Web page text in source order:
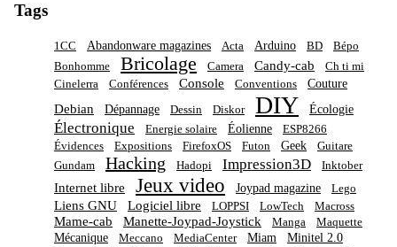
Tags
1CC Abandonware magazines Acta Arduino BD
Bépo
Bonhomme
Bricolage Camera Candy-cab
Ch ti mi
Cinelerra
Conférences Console Conventions Couture
Debian Dépannage Dessin Diskor DIY Écologie
Électronique Energie solaire Éolienne
ESP8266
Évidences
Expositions FirefoxOS Futon Geek
Guitare
Gundam
Hacking Hadopi Impression3D Inktober
Internet libre Jeux video Joypad magazine Lego
Liens GNU Logiciel libre LOPPSI LowTech Macross
Mame-cab Manette-Joypad-Joystick Manga Maquette
Mécanique Meccano MediaCenter Miam Minitel 2.0